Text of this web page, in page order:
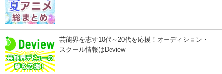
芸能界を志す10代～20代を応援！オーディション・
スクール情報はDeview